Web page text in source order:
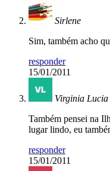
Sirlene
Sim, também acho
responder
15/01/2011
Virginia Lucia
Também pensei na
lugar lindo, eu
responder
15/01/2011